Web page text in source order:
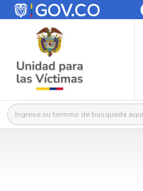
Buscar: